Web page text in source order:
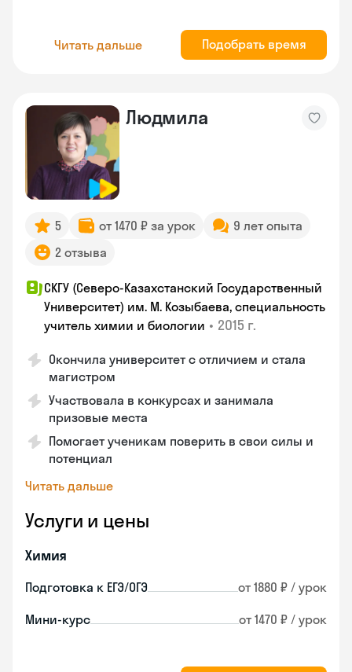
Читать дальше Подобрать время
Людмила
5 от 1470 ₽ за урок
9 лет опыта
2 отзыва
СКГУ (Северо-Казахстанский Государственный
Университет) им. М. Козыбаева, специальность
учитель химии и биологии • 2015 г.
Окончила университет с отличием и стала
магистром
Участвовала в конкурсах и занимала
призовые места
Помогает ученикам поверить в свои силы и
потенциал
Читать дальше
Услуги и цены
Химия
Подготовка к ЕГЭ/ОГЭ от 1880 ₽ / урок
Мини-курс от 1470 ₽ / урок